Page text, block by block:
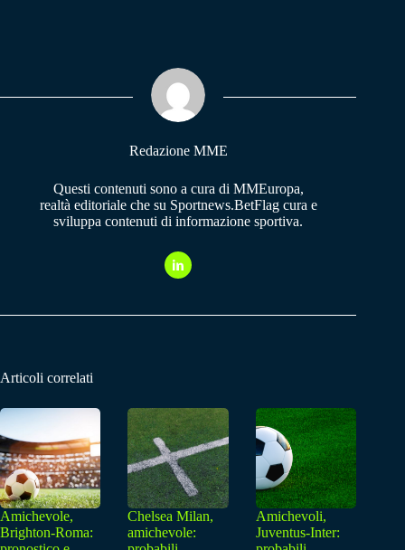
pp m
Redazione MME
Questi contenuti sono a cura di MMEuropa,
realtà editoriale che su Sportnews.BetFlag cura e
sviluppa contenuti di informazione sportiva.
Articoli correlati
Amichevole,
Brighton-Roma:
Chelsea Milan,
amichevole:
Amichevoli,
Juventus-Inter: